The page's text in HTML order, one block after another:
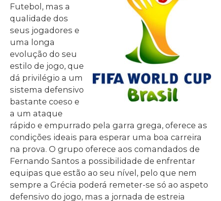
Futebol, mas a
qualidade dos
seus jogadores e
uma longa
evolução do seu
estilo de jogo, que
dá privilégio a um
sistema defensivo
bastante coeso e
a um ataque
rápido e empurrado pela garra grega, oferece as
condições ideais para esperar uma boa carreira
na prova. O grupo oferece aos comandados de
Fernando Santos a possibilidade de enfrentar
equipas que estão ao seu nível, pelo que nem
sempre a Grécia poderá remeter-se só ao aspeto
defensivo do jogo, mas a jornada de estreia